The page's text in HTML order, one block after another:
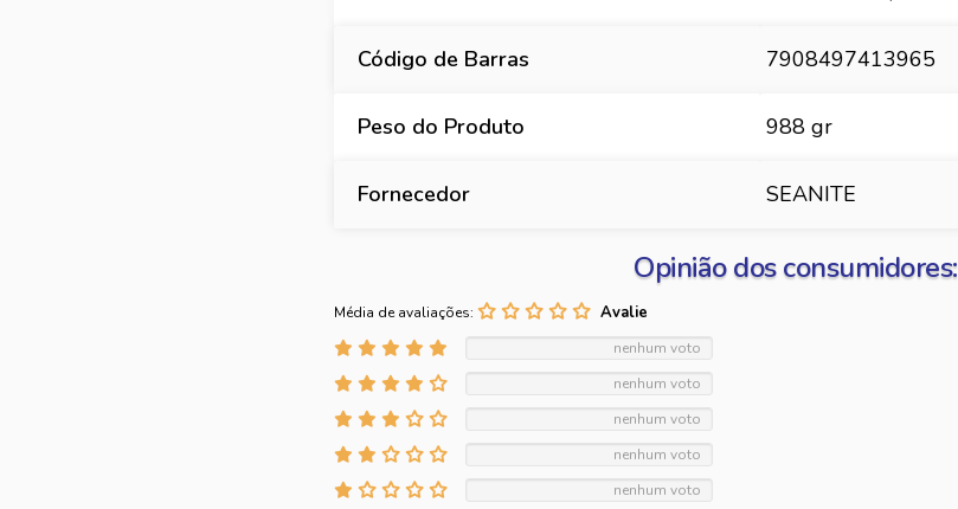
Código de Barras 7908497413965
Peso do Produto 988 gr
Fornecedor SEANITE
Opinião dos consumidores:
Média de avaliações:
nenhum voto
nenhum voto
nenhum voto
nenhum voto
nenhum voto